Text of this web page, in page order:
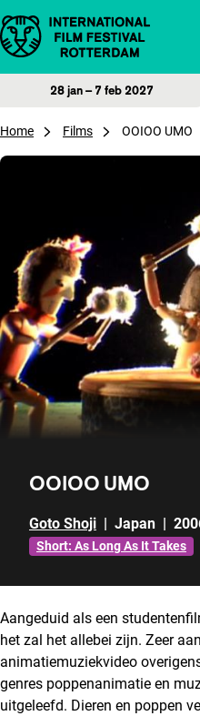
Direct naar inhoud
28 jan – 7 feb 2027
Home Films OOIOO UMO
OOIOO UMO
Goto Shoji | Japan |
Short: As Long As It Takes
Aangeduid als een
het zal het allebei zijn. Zeer
animatiemuziekvideo
genres poppenanimatie en
uitgeleefd. Dieren en poppen